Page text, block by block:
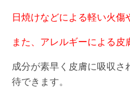
日焼けなどによる軽い火傷
また、アレルギーによる皮
成分が素早く皮膚に吸収
待できます。